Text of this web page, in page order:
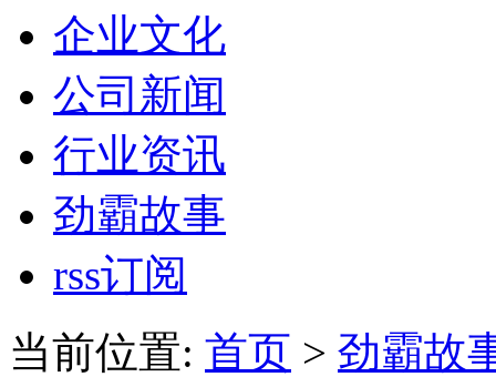
企业文化
公司新闻
行业资讯
劲霸故事
rss订阅
当前位置: 首页 > 劲霸故